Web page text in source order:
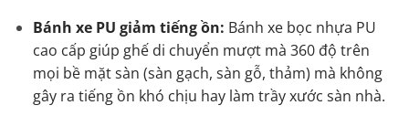
Bánh xe PU giảm tiếng ồn: Bánh xe bọc nhựa PU
cao cấp giúp ghế di chuyển mượt mà 360 độ trên
mọi bề mặt sàn (sàn gạch, sàn gỗ, thảm) mà không
gây ra tiếng ồn khó chịu hay làm trầy xước sàn nhà.